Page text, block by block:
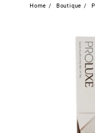
Home Boutique